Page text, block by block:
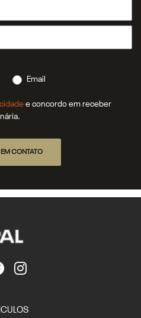
Email
e concordo em receber
EM CONTATO